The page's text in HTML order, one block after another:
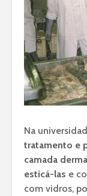
Na
tratamento e
camada
esticá-las e
com vidros,